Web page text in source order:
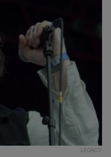
LEGACY